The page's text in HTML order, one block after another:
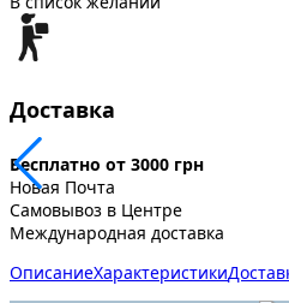
Доставка
Бесплатно от 3000 грн
Новая Почта
Самовывоз в Центре
Международная доставка
ОписаниеХарактеристики